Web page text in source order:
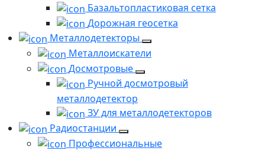
Базальтопластиковая сетка
Дорожная геосетка
Металлодетекторы
Металлоискатели
Досмотровые
Ручной досмотровый
металлодетектор
ЗУ для металлодетекторов
Радиостанции
Профессиональные